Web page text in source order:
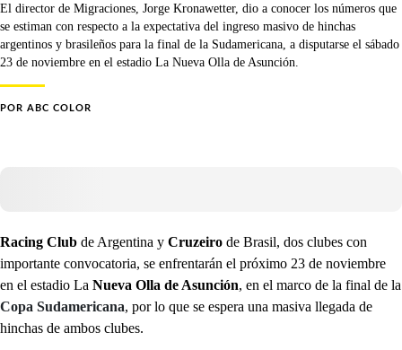
El director de Migraciones, Jorge Kronawetter, dio a conocer los números que
se estiman con respecto a la expectativa del ingreso masivo de hinchas
argentinos y brasileños para la final de la Sudamericana, a disputarse el sábado
23 de noviembre en el estadio La Nueva Olla de Asunción.
POR ABC COLOR
Racing Club de Argentina y Cruzeiro de Brasil, dos clubes con
importante convocatoria, se enfrentarán el próximo 23 de noviembre
en el estadio La Nueva Olla de Asunción, en el marco de la final de la
Copa Sudamericana, por lo que se espera una masiva llegada de
hinchas de ambos clubes.